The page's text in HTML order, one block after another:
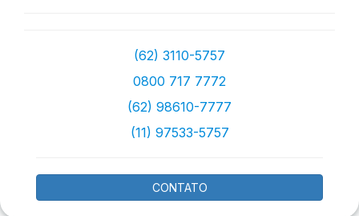
(62) 3110-5757
0800 717 7772
(62) 98610-7777
(11) 97533-5757
CONTATO